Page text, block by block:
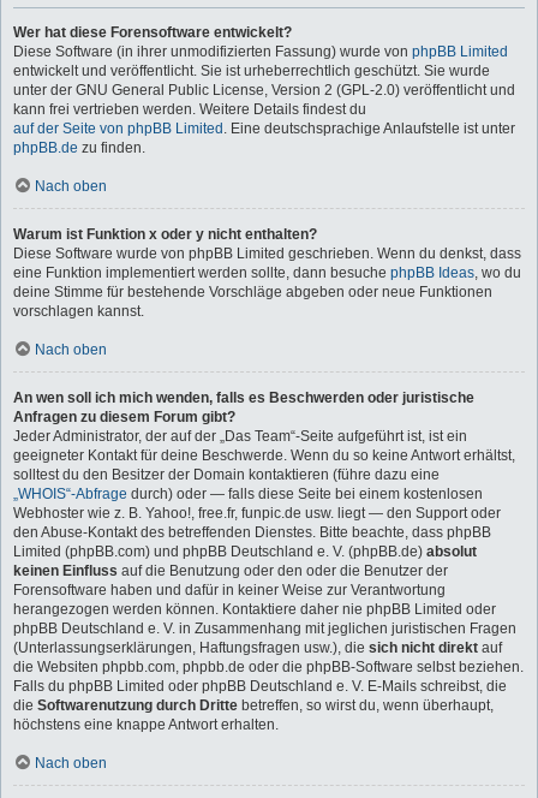
Wer hat diese Forensoftware entwickelt?
Diese Software (in ihrer unmodifizierten Fassung) wurde von phpBB Limited
entwickelt und veröffentlicht. Sie ist urheberrechtlich geschützt. Sie wurde
unter der GNU General Public License, Version 2 (GPL-2.0) veröffentlicht und
kann frei vertrieben werden. Weitere Details findest du
auf der Seite von phpBB Limited . Eine deutschsprachige Anlaufstelle ist unter
phpBB.de zu finden.
Nach oben
Warum ist Funktion x oder y nicht enthalten?
Diese Software wurde von phpBB Limited geschrieben. Wenn du denkst, dass
eine Funktion implementiert werden sollte, dann besuche phpBB Ideas, wo du
deine Stimme für bestehende Vorschläge abgeben oder neue Funktionen
vorschlagen kannst.
Nach oben
An wen soll ich mich wenden, falls es Beschwerden oder juristische
Anfragen zu diesem Forum gibt?
Jeder Administrator, der auf der „Das Team“-Seite aufgeführt ist, ist ein
geeigneter Kontakt für deine Beschwerde. Wenn du so keine Antwort erhältst,
solltest du den Besitzer der Domain kontaktieren (führe dazu eine
„WHOIS“-Abfrage durch) oder — falls diese Seite bei einem kostenlosen
Webhoster wie z. B. Yahoo!, free.fr, funpic.de usw. liegt — den Support oder
den Abuse-Kontakt des betreffenden Dienstes. Bitte beachte, dass phpBB
Limited (phpBB.com) und phpBB Deutschland e. V. (phpBB.de) absolut
keinen Einfluss auf die Benutzung oder den oder die Benutzer der
Forensoftware haben und dafür in keiner Weise zur Verantwortung
herangezogen werden können. Kontaktiere daher nie phpBB Limited oder
phpBB Deutschland e. V. in Zusammenhang mit jeglichen juristischen Fragen
(Unterlassungserklärungen, Haftungsfragen usw.), die sich nicht direkt auf
die Websiten phpbb.com, phpbb.de oder die phpBB-Software selbst beziehen.
Falls du phpBB Limited oder phpBB Deutschland e. V. E-Mails schreibst, die
die Softwarenutzung durch Dritte betreffen, so wirst du, wenn überhaupt,
höchstens eine knappe Antwort erhalten.
Nach oben